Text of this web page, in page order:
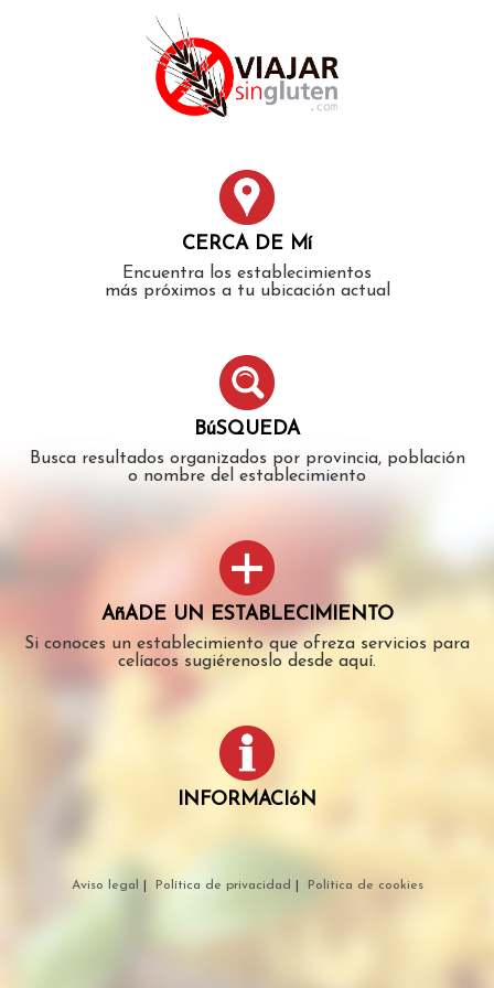
CERCA DE Mí
Encuentra los establecimientos
más próximos a tu ubicación actual
BúSQUEDA
Busca resultados organizados por provincia, población
o nombre del establecimiento
AñADE UN ESTABLECIMIENTO
Si conoces un establecimiento que ofreza servicios para
celíacos sugiérenoslo desde aquí.
INFORMACIóN
Aviso legal Política de privacidad Política de cookies
authorized to show the cookie declaration for domain group
ID 546ddaab-b478-4440-aa8a-3b0205284212. Please add it to
the domain group in the Cookiebot Manager to authorize